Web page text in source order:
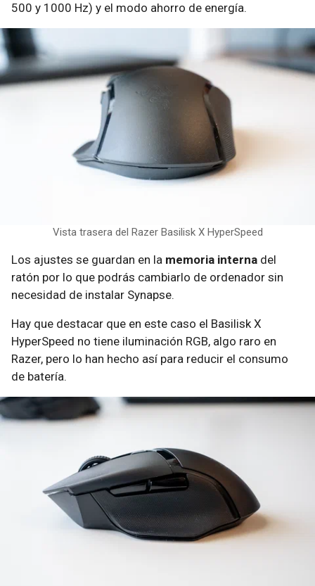
500 y 1000 Hz) y el modo ahorro de energía.
Vista trasera del Razer Basilisk X HyperSpeed
Los ajustes se guardan en la memoria interna del
ratón por lo que podrás cambiarlo de ordenador sin
necesidad de instalar Synapse.
Hay que destacar que en este caso el Basilisk X
HyperSpeed no tiene iluminación RGB, algo raro en
Razer, pero lo han hecho así para reducir el consumo
de batería.